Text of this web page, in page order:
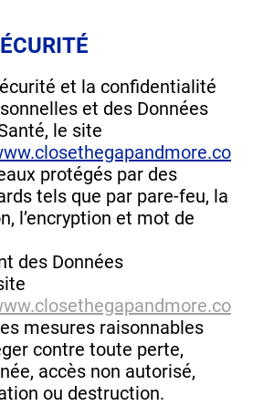
et la confidentialité
et des Données
le site
protégés par des
tels que par pare-feu, la
l’encryption et mot de
des Données
mesures raisonnables
contre toute perte,
accès non autorisé,
ou destruction.